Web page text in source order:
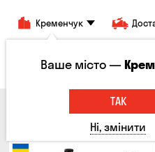
Кременчук
Всі товари Пиво
Ваше місто —
ТАК
Ні, змінити